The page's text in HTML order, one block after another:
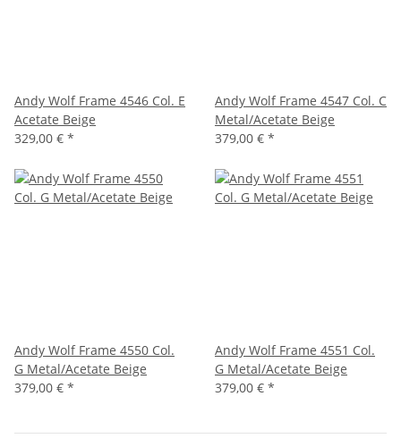
Andy Wolf Frame 4546 Col. E
Acetate Beige
329,00 € *
Andy Wolf Frame 4547 Col. C
Metal/Acetate Beige
379,00 € *
Andy Wolf Frame 4550 Col.
G Metal/Acetate Beige
379,00 € *
Andy Wolf Frame 4551 Col.
G Metal/Acetate Beige
379,00 € *